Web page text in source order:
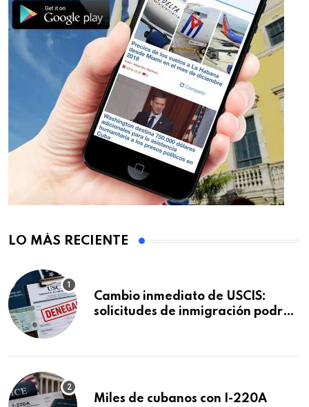
LO MÁS RECIENTE
Cambio inmediato de USCIS:
solicitudes de inmigración podrán
Miles de cubanos con I-220A